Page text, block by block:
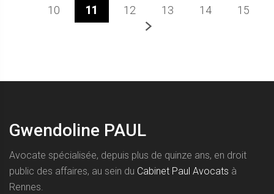
10
11 12 13 14
15
Prochaine
Gwendoline PAUL
Avocate spécialisée, depuis plus de quinze ans, en droit
public des affaires, au sein du Cabinet Paul Avocats à
Rennes.